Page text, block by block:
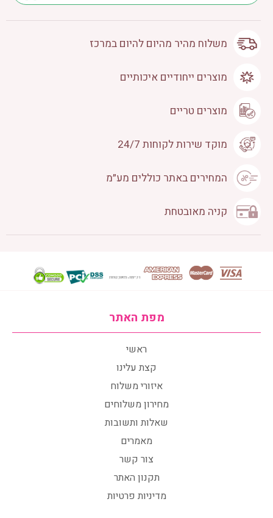
משלוח מהיר מהיום להיום במרכז
מוצרים ייחודיים איכותיים
מוצרים טריים
מוקד שירות לקוחות 24/7
המחירים באתר כוללים מע״מ
קניה מאובטחת
מפת האתר
ראשי
קצת עלינו
איזורי משלוח
מחירון משלוחים
שאלות ותשובות
מאמרים
צור קשר
תקנון האתר
מדיניות פרטיות